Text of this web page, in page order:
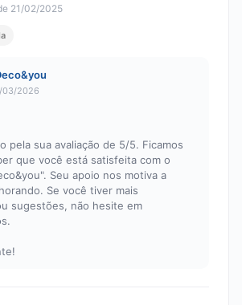
21/02/2025
03/2026
pela sua avaliação de 5/5. Ficamos
que você está satisfeita com o
Seu apoio nos motiva a
Se você tiver mais
sugestões, não hesite em